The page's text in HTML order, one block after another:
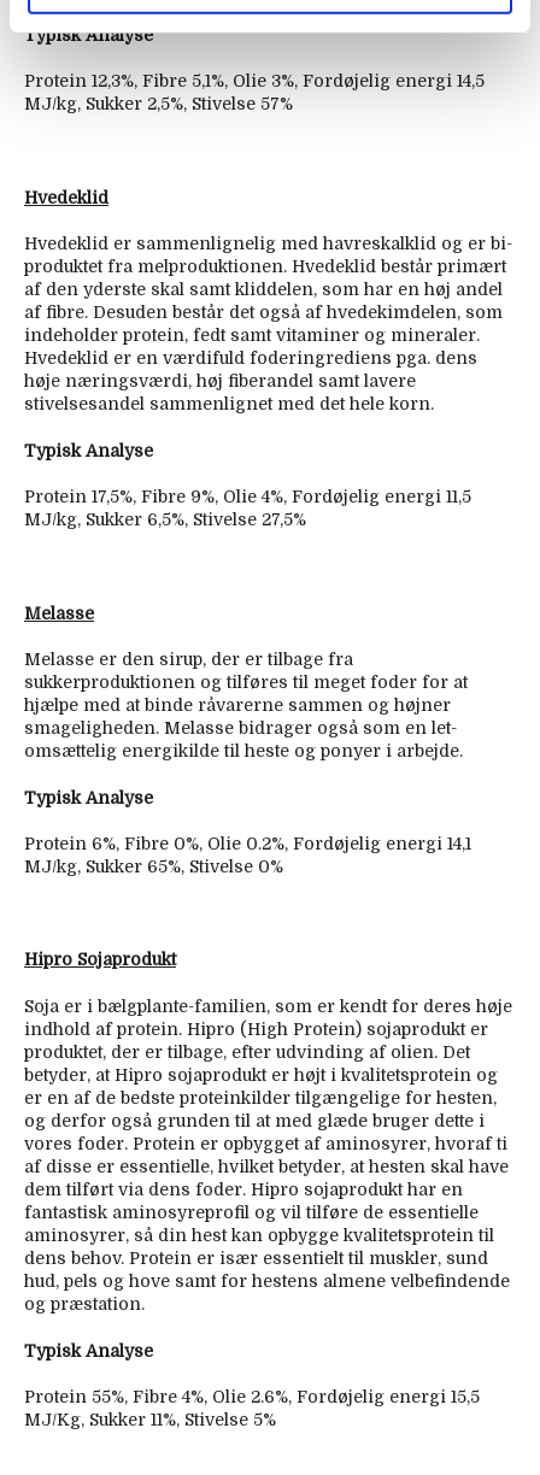
Typisk Analyse
Protein 12,3%, Fibre 5,1%, Olie 3%, Fordøjelig energi 14,5
MJ/kg, Sukker 2,5%, Stivelse 57%
Hvedeklid
Hvedeklid er sammenlignelig med havreskalklid og er bi-
produktet fra melproduktionen. Hvedeklid består primært
af den yderste skal samt kliddelen, som har en høj andel
af fibre. Desuden består det også af hvedekimdelen, som
indeholder protein, fedt samt vitaminer og mineraler.
Hvedeklid er en værdifuld foderingrediens pga. dens
høje næringsværdi, høj fiberandel samt lavere
stivelsesandel sammenlignet med det hele korn.
Typisk Analyse
Protein 17,5%, Fibre 9%, Olie 4%, Fordøjelig energi 11,5
MJ/kg, Sukker 6,5%, Stivelse 27,5%
Melasse
Melasse er den sirup, der er tilbage fra
sukkerproduktionen og tilføres til meget foder for at
hjælpe med at binde råvarerne sammen og højner
smageligheden. Melasse bidrager også som en let-
omsættelig energikilde til heste og ponyer i arbejde.
Typisk Analyse
Protein 6%, Fibre 0%, Olie 0.2%, Fordøjelig energi 14,1
MJ/kg, Sukker 65%, Stivelse 0%
Hipro Sojaprodukt
Soja er i bælgplante-familien, som er kendt for deres høje
indhold af protein. Hipro (High Protein) sojaprodukt er
produktet, der er tilbage, efter udvinding af olien. Det
betyder, at Hipro sojaprodukt er højt i kvalitetsprotein og
er en af de bedste proteinkilder tilgængelige for hesten,
og derfor også grunden til at med glæde bruger dette i
vores foder. Protein er opbygget af aminosyrer, hvoraf ti
af disse er essentielle, hvilket betyder, at hesten skal have
dem tilført via dens foder. Hipro sojaprodukt har en
fantastisk aminosyreprofil og vil tilføre de essentielle
aminosyrer, så din hest kan opbygge kvalitetsprotein til
dens behov. Protein er især essentielt til muskler, sund
hud, pels og hove samt for hestens almene velbefindende
og præstation.
Typisk Analyse
Protein 55%, Fibre 4%, Olie 2.6%, Fordøjelig energi 15,5
MJ/Kg, Sukker 11%, Stivelse 5%